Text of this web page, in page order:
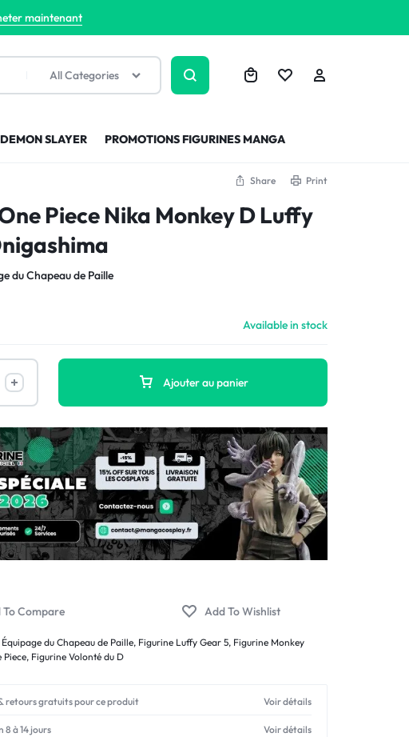
maintenant
All Categories
SLAYER PROMOTIONS FIGURINES MANGA
Share Print
Piece Nika Monkey D Luffy
du Chapeau de Paille
Available in stock
Ajouter au panier
du Chapeau de Paille, Figurine Luffy Gear 5, Figurine Monkey
Piece, Figurine Volonté du D
retours gratuits pour ce produit Voir détails
8 à 14 jours Voir détails